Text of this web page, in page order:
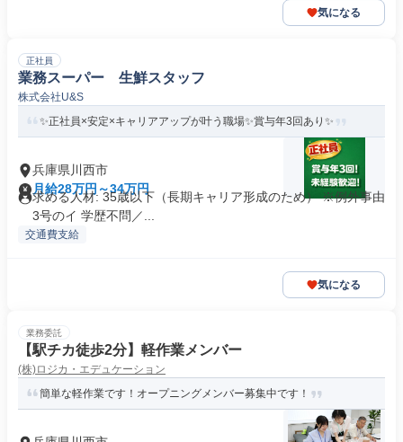
気になる
正社員
業務スーパー 生鮮スタッフ
株式会社U&S
✨正社員×安定×キャリアアップが叶う職場✨賞与年3回あり✨
兵庫県川西市
月給28万円～34万円
求める人材: 35歳以下（長期キャリア形成のため） ※例外事由
3号のイ 学歴不問／...
交通費支給
気になる
業務委託
【駅チカ徒歩2分】軽作業メンバー
(株)ロジカ・エデュケーション
簡単な軽作業です！オープニングメンバー募集中です！